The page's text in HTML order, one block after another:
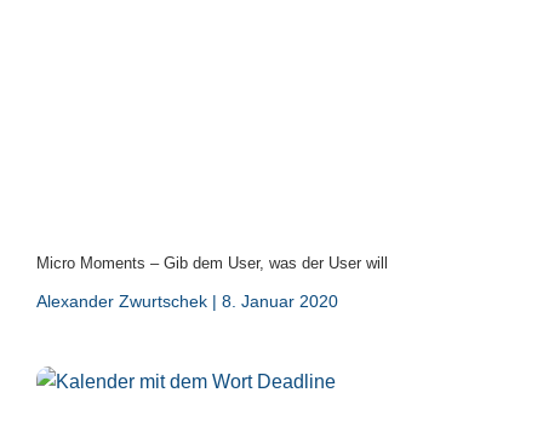
Micro Moments – Gib dem User, was der User will
Alexander Zwurtschek 8. Januar 2020